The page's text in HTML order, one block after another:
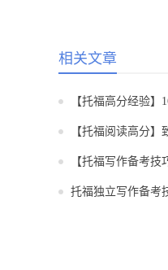
相关文章
【托福高分经验
【托福阅读高分】
【托福写作备考
托福独立写作备考